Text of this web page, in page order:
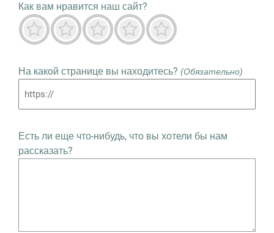
Как вам нравится наш сайт?
Выдающийся
Преимущественно хорошо
Нейтральный
Не очень
Ужас
На какой странице вы находитесь? (Обязательно)
Есть ли еще что-нибудь, что вы хотели бы нам
рассказать?